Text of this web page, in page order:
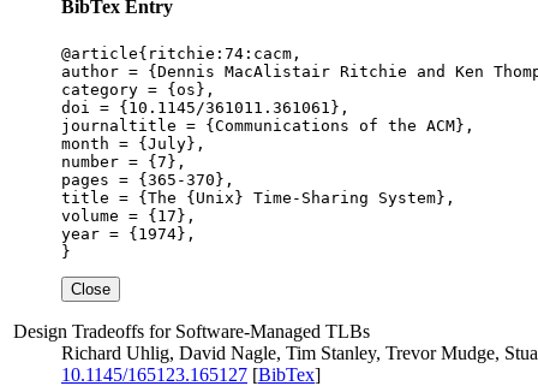
BibTex Entry
@article{ritchie:74:cacm,
author = {Dennis MacAlistair Ritchie and Ken
category = {os},
doi = {10.1145/361011.361061},
journaltitle = {Communications of the ACM},
month = {July},
number = {7},
pages = {365-370},
title = {The {Unix} Time-Sharing System},
volume = {17},
year = {1974},
}
Close
Design Tradeoffs for Software-Managed TLBs
Richard Uhlig, David Nagle, Tim Stanley, Trevor Mudge,
10.1145/165123.165127 [BibTex]